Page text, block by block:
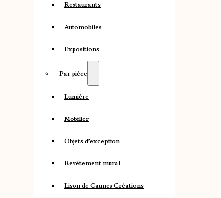
Restaurants
Automobiles
Expositions
Par pièce
Lumière
Mobilier
Objets d’exception
Revêtement mural
Lison de Caunes Créations